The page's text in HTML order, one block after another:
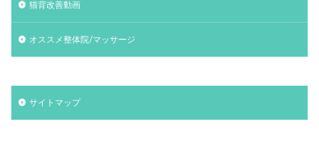
猫背改善動画
オススメ整体院/マッサージ
サイトマップ